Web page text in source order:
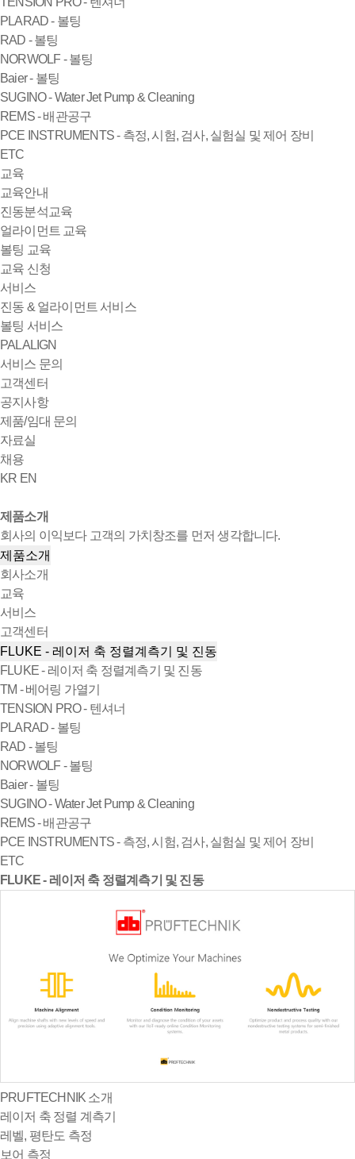
PLARAD - 볼팅
RAD - 볼팅
NORWOLF - 볼팅
Baier - 볼팅
SUGINO - Water Jet Pump & Cleaning
REMS - 배관공구
PCE INSTRUMENTS - 측정, 시험, 검사, 실험실 및 제어 장비
ETC
교육
교육안내
진동분석교육
얼라이먼트 교육
볼팅 교육
교육 신청
서비스
진동 & 얼라이먼트 서비스
볼팅 서비스
PALALIGN
서비스 문의
고객센터
공지사항
제품/임대 문의
자료실
채용
KR EN
제품소개
회사의 이익보다 고객의 가치창조를 먼저 생각합니다.
제품소개
회사소개
교육
서비스
고객센터
FLUKE - 레이저 축 정렬계측기 및 진동
FLUKE - 레이저 축 정렬계측기 및 진동
TM - 베어링 가열기
TENSION PRO - 텐셔너
PLARAD - 볼팅
RAD - 볼팅
NORWOLF - 볼팅
Baier - 볼팅
SUGINO - Water Jet Pump & Cleaning
REMS - 배관공구
PCE INSTRUMENTS - 측정, 시험, 검사, 실험실 및 제어 장비
ETC
FLUKE - 레이저 축 정렬계측기 및 진동
PRUFTECHNIK 소개
레이저 축 정렬 계측기
레벨, 평탄도 측정
보어 측정